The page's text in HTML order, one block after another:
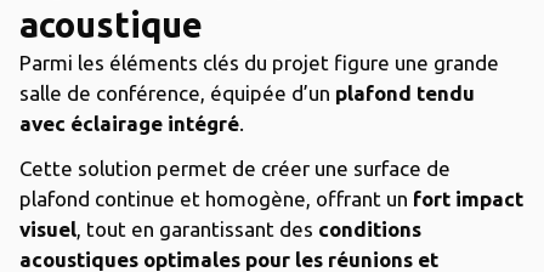
acoustique
Parmi les éléments clés du projet figure une grande
salle de conférence, équipée d’un plafond tendu
avec éclairage intégré.
Cette solution permet de créer une surface de
plafond continue et homogène, offrant un fort impact
visuel, tout en garantissant des conditions
acoustiques optimales pour les réunions et